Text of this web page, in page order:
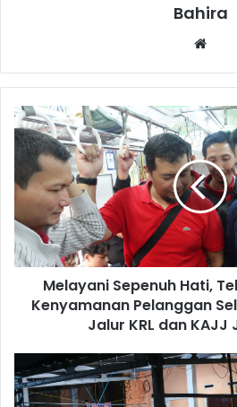
Bahira
Melayani
Sepenuh
Hati,
Telkomsel
Pastikan
Kenyamanan
Pelanggan
Selama
Perjalanan
Jalur
Jabotabek
Melayani Sepenuh Hati,
Kenyamanan Pelanggan
Jalur KRL dan
Banjir
Terparah
Rendam